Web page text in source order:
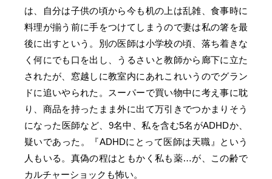
は、自分は子供の頃から今も机の上は乱雑、食事時に
料理が揃う前に手をつけてしまうので妻は私の箸を最
後に出すという。別の医師は小学校の頃、落ち着きな
く何にでも口を出し、うるさいと教師から廊下に立た
されたが、窓越しに教室内にあれこれいうのでグラン
ドに追いやられた。スーパーで買い物中に考え事に耽
り、商品を持ったまま外に出て万引きでつかまりそう
になった医師など、9名中、私を含む5名がADHDか、
疑いであった。『ADHDにとって医師は天職』という
人もいる。真偽の程はともかく私も薬…が、この齢で
カルチャーショックも怖い。